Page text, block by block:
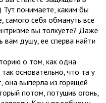
Тут понимаете, каким бы
себя обмануть все
вы толкуете? Даже
вам душу, ее сперва найти
о том, как одна
основательно, что та у
она выперла из горящей
потом, потушив огонь,